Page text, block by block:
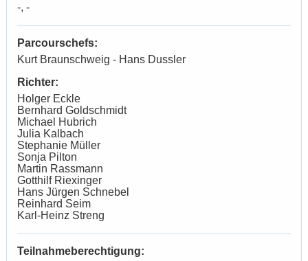
-, -
Parcourschefs:
Kurt Braunschweig - Hans Dussler
Richter:
Holger Eckle
Bernhard Goldschmidt
Michael Hubrich
Julia Kalbach
Stephanie Müller
Sonja Pilton
Martin Rassmann
Gotthilf Riexinger
Hans Jürgen Schnebel
Reinhard Seim
Karl-Heinz Streng
Teilnahmeberechtigung: